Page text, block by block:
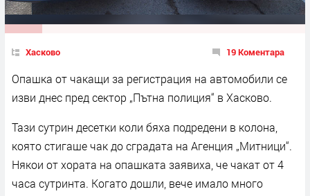
Хасково 19 Коментара
Опашка от чакащи за регистрация на автомобили се
изви днес пред сектор „Пътна полиция“ в Хасково.
Тази сутрин десетки коли бяха подредени в колона,
която стигаше чак до сградата на Агенция „Митници“.
Някои от хората на опашката заявиха, че чакат от 4
часа сутринта. Когато дошли, вече имало много